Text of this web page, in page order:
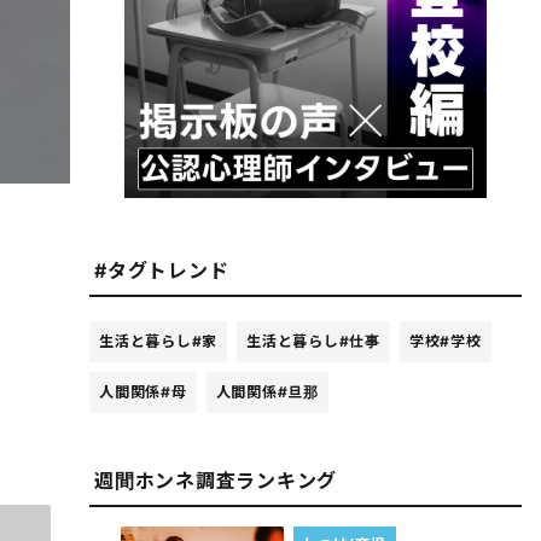
#タグトレンド
生活と暮らし#家 生活と暮らし#仕事 学校#学校
人間関係#母 人間関係#旦那
週間ホンネ調査ランキング